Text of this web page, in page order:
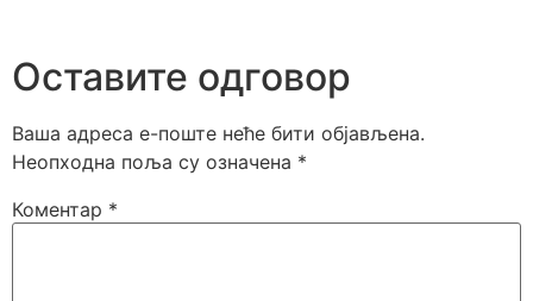
Оставите одговор
Ваша адреса е-поште неће бити објављена.
Неопходна поља су означена *
Коментар *